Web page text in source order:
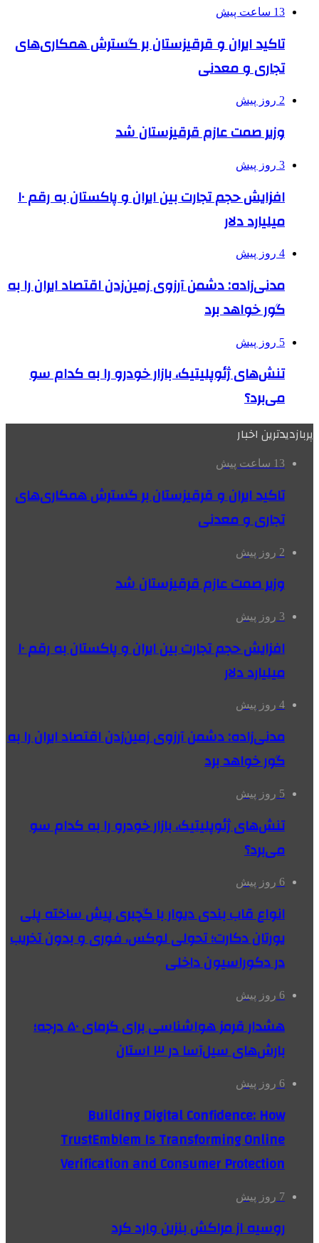
13 ساعت پیش
تاکید ایران و قرقیزستان بر گسترش همکاری‌های
تجاری و معدنی
2 روز پیش
وزیر صمت عازم قرقیزستان شد
3 روز پیش
افزایش حجم تجارت بین ایران و پاکستان به رقم ۱۰
میلیارد دلار
4 روز پیش
مدنی‌زاده: دشمن آرزوی زمین‌زدن اقتصاد ایران را به
گور خواهد برد
5 روز پیش
تنش‌های ژئوپلیتیک، بازار خودرو را به کدام سو
می‌برد؟
پربازدیدترین اخبار
13 ساعت پیش
تاکید ایران و قرقیزستان بر گسترش همکاری‌های
تجاری و معدنی
2 روز پیش
وزیر صمت عازم قرقیزستان شد
3 روز پیش
افزایش حجم تجارت بین ایران و پاکستان به رقم ۱۰
میلیارد دلار
4 روز پیش
مدنی‌زاده: دشمن آرزوی زمین‌زدن اقتصاد ایران را به
گور خواهد برد
5 روز پیش
تنش‌های ژئوپلیتیک، بازار خودرو را به کدام سو
می‌برد؟
6 روز پیش
انواع قاب بندی دیوار با گچبری پیش ساخته پلی
یورتان دکارت؛ تحولی لوکس، فوری و بدون تخریب
در دکوراسیون داخلی
6 روز پیش
هشدار قرمز هواشناسی برای گرمای ۵۰ درجه؛
بارش‌های سیل‌آسا در ۳ استان
6 روز پیش
Building Digital Confidence: How
TrustEmblem Is Transforming Online
Verification and Consumer Protection
7 روز پیش
روسیه از مراکش بنزین وارد کرد